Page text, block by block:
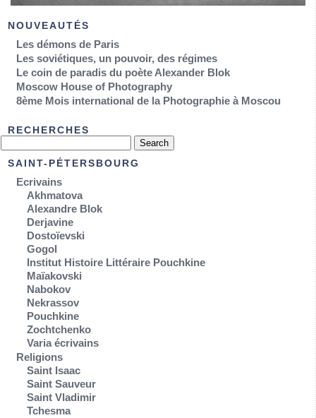
NOUVEAUTÉS
Les démons de Paris
Les soviétiques, un pouvoir, des régimes
Le coin de paradis du poète Alexander Blok
Moscow House of Photography
8ème Mois international de la Photographie à Moscou
RECHERCHES
SAINT-PÉTERSBOURG
Ecrivains
Akhmatova
Alexandre Blok
Derjavine
Dostoïevski
Gogol
Institut Histoire Littéraire Pouchkine
Maïakovski
Nabokov
Nekrassov
Pouchkine
Zochtchenko
Varia écrivains
Religions
Saint Isaac
Saint Sauveur
Saint Vladimir
Tchesma